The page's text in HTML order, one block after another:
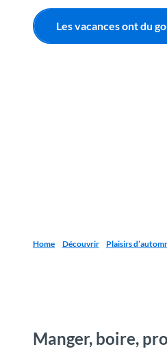
Les vacances ont du
Home Découvrir Plaisirs
Manger, boire,